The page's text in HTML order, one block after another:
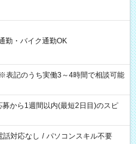
・バイク通勤OK
から1週間以内(最短2日目)のスピ
話対応なし / パソコンスキル不要